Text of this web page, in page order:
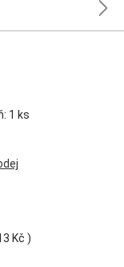
1 ks
Kč )